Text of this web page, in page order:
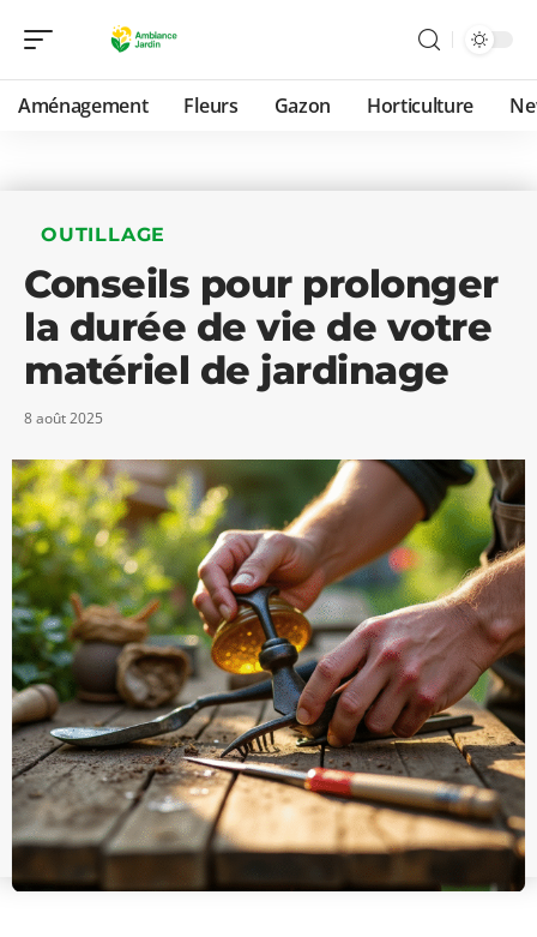
Aménagement Fleurs Gazon Horticulture
OUTILLAGE
Conseils pour prolonger
la durée de vie de votre
matériel de jardinage
8 août 2025